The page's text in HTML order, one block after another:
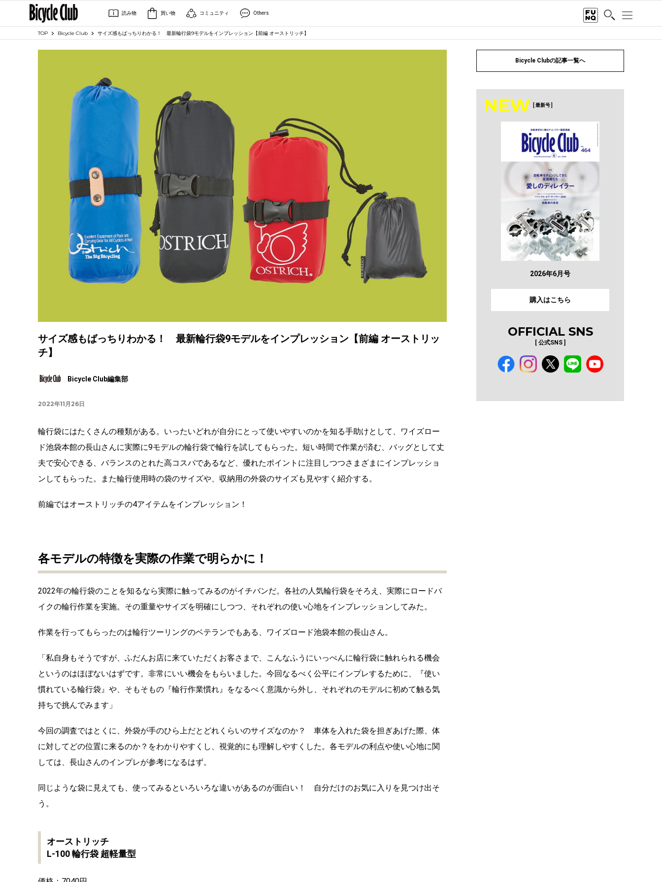
読み物 買い物 コミュニティ Others
TOP Bicycle Club サイズ感もばっちりわかる！ 最新輪行袋9モデルをインプレッション【前編 オーストリッチ】
サイズ感もばっちりわかる！ 最新輪行袋9モデルをインプレッション【前編 オーストリッ
チ】
Bicycle Club編集部
2022年11月26日
輪行袋にはたくさんの種類がある。いったいどれが自分にとって使いやすいのかを知る手助けとして、ワイズロー
ド池袋本館の長山さんに実際に9モデルの輪行袋で輪行を試してもらった。短い時間で作業が済む、バッグとして丈
夫で安心できる、バランスのとれた高コスパであるなど、優れたポイントに注目しつつさまざまにインプレッショ
ンしてもらった。また輪行使用時の袋のサイズや、収納用の外袋のサイズも見やすく紹介する。
前編ではオーストリッチの4アイテムをインプレッション！
各モデルの特徴を実際の作業で明らかに！
2022年の輪行袋のことを知るなら実際に触ってみるのがイチバンだ。各社の人気輪行袋をそろえ、実際にロードバ
イクの輪行作業を実施。その重量やサイズを明確にしつつ、それぞれの使い心地をインプレッションしてみた。
作業を行ってもらったのは輪行ツーリングのベテランでもある、ワイズロード池袋本館の長山さん。
「私自身もそうですが、ふだんお店に来ていただくお客さまで、こんなふうにいっぺんに輪行袋に触れられる機会
というのはほぼないはずです。非常にいい機会をもらいました。今回なるべく公平にインプレするために、『使い
慣れている輪行袋』や、そもそもの『輪行作業慣れ』をなるべく意識から外し、それぞれのモデルに初めて触る気
持ちで挑んでみます」
今回の調査ではとくに、外袋が手のひら上だとどれくらいのサイズなのか？ 車体を入れた袋を担ぎあげた際、体
に対してどの位置に来るのか？をわかりやすくし、視覚的にも理解しやすくした。各モデルの利点や使い心地に関
しては、長山さんのインプレが参考になるはず。
同じような袋に見えても、使ってみるといろいろな違いがあるのが面白い！ 自分だけのお気に入りを見つけ出そ
う。
オーストリッチ
L-100 輪行袋 超軽量型
Bicycle Clubの記事一覧へ
NEW [ 最新号 ]
2026年6月号
購入はこちら
OFFICIAL SNS
[ 公式SNS ]